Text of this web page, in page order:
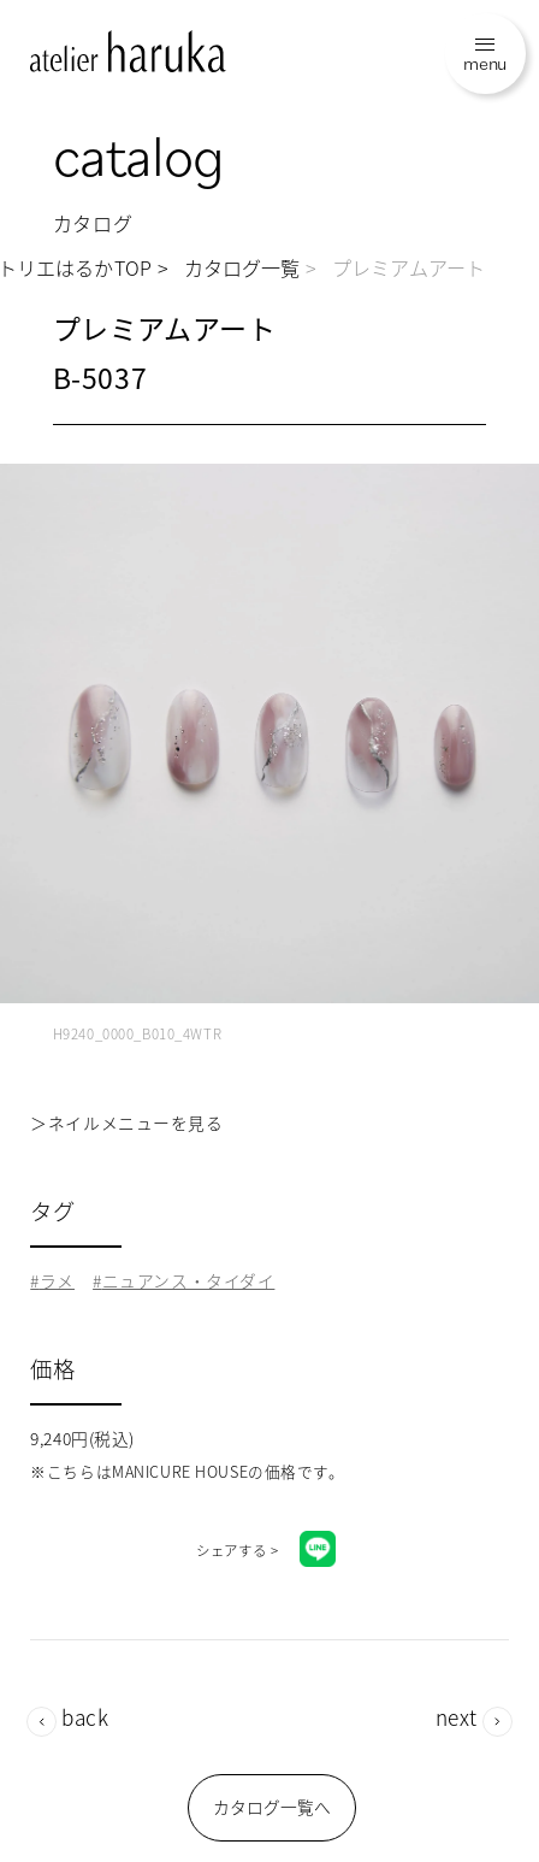
menu
catalog
カタログ
リエはるかTOP
カタログ一覧 プレミアムアート
プレミアムアート
B-5037
H9240_0000_B010_4WTR
＞ ネイルメニューを見る
タグ
ラメ ニュアンス・タイダイ
価格
9,240円(税込)
※こちらはMANICURE HOUSEの価格です。
シェアする >
back
カタログ一覧へ
next